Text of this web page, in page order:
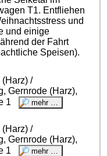
T1. Entfliehen
und
und einige
der Fahrt
Speisen).
/
Gernrode (Harz),
1
/
Gernrode (Harz),
1